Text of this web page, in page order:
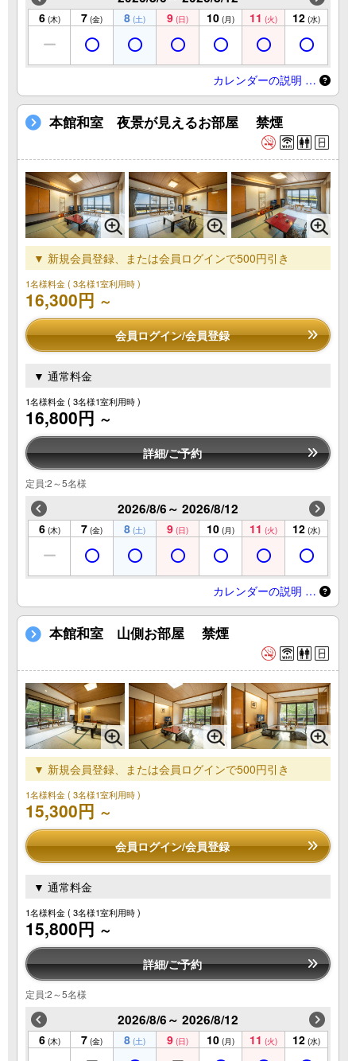
6 (木) 7 (金) 8 (土) 9 (日) 10 (月) 11 (火) 12 (水)
カレンダーの説明 …
本館和室 夜景が見えるお部屋 禁煙
▼ 新規会員登録、または会員ログインで500円引き
1名様料金( 3名様1室利用時 )
16,300円 ～
会員ログイン/会員登録
▼ 通常料金
1名様料金( 3名様1室利用時 )
16,800円 ～
詳細/ご予約
定員:2～5名様
2026/8/6～ 2026/8/12
6 (木) 7 (金) 8 (土) 9 (日) 10 (月) 11 (火) 12 (水)
カレンダーの説明 …
本館和室 山側お部屋 禁煙
▼ 新規会員登録、または会員ログインで500円引き
1名様料金( 3名様1室利用時 )
15,300円 ～
会員ログイン/会員登録
▼ 通常料金
1名様料金( 3名様1室利用時 )
15,800円 ～
詳細/ご予約
定員:2～5名様
2026/8/6～ 2026/8/12
6 (木) 7 (金) 8 (土) 9 (日) 10 (月) 11 (火) 12 (水)